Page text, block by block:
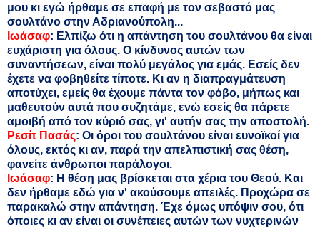
μου κι εγώ ήρθαμε σε επαφή με τον σεβαστό μας
σουλτάνο στην Αδριανούπολη...
Ιωάσαφ: Ελπίζω ότι η απάντηση του σουλτάνου θα είναι
ευχάριστη για όλους. Ο κίνδυνος αυτών των
συναντήσεων, είναι πολύ μεγάλος για εμάς. Εσείς δεν
έχετε να φοβηθείτε τίποτε. Κι αν η διαπραγμάτευση
αποτύχει, εμείς θα έχουμε πάντα τον φόβο, μήπως και
μαθευτούν αυτά που συζητάμε, ενώ εσείς θα πάρετε
αμοιβή από τον κύριό σας, γι' αυτήν σας την αποστολή.
Ρεσίτ Πασάς: Οι όροι του σουλτάνου είναι ευνοϊκοί για
όλους, εκτός κι αν, παρά την απελπιστική σας θέση,
φανείτε άνθρωποι παράλογοι.
Ιωάσαφ: Η θέση μας βρίσκεται στα χέρια του Θεού. Και
δεν ήρθαμε εδώ για ν' ακούσουμε απειλές. Προχώρα σε
παρακαλώ στην απάντηση. Έχε όμως υπόψιν σου, ότι
όποιες κι αν είναι οι συνέπειες αυτών των νυχτερινών